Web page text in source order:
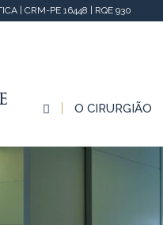
| CRM-PE 16448 | RQE 930
O CIRURGIÃO